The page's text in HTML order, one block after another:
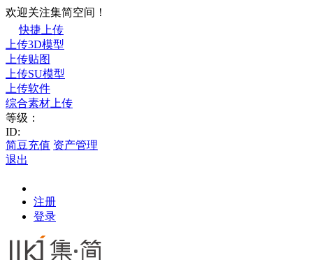
欢迎关注集简空间！
快捷上传
上传3D模型
上传贴图
上传SU模型
上传软件
综合素材上传
等级：
ID:
简豆充值 资产管理
退出
注册
登录